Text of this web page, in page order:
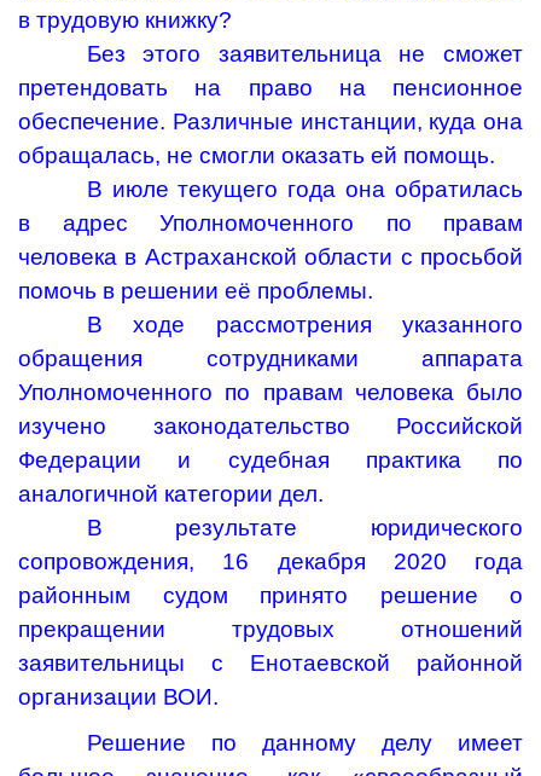
в трудовую книжку?
Без этого заявительница не сможет
претендовать на право на пенсионное
обеспечение. Различные инстанции, куда она
обращалась, не смогли оказать ей помощь.
В июле текущего года она обратилась
в адрес Уполномоченного по правам
человека в Астраханской области с просьбой
помочь в решении её проблемы.
В ходе рассмотрения указанного
обращения сотрудниками аппарата
Уполномоченного по правам человека было
изучено законодательство Российской
Федерации и судебная практика по
аналогичной категории дел.
В результате юридического
сопровождения, 16 декабря 2020 года
районным судом принято решение о
прекращении трудовых отношений
заявительницы с Енотаевской районной
организации ВОИ.
Решение по данному делу имеет